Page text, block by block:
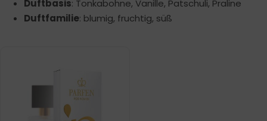
Duftbasis: Tonkabohne, Vanille, Patschuli, Praline
Duftfamilie: blumig, fruchtig, süß